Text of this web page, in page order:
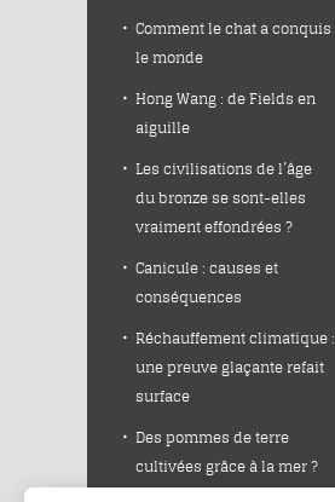
Comment le chat a conquis
le monde
Hong Wang : de Fields en
aiguille
Les civilisations de l’âge
du bronze se sont-elles
vraiment effondrées ?
Canicule : causes et
conséquences
Réchauffement climatique :
une preuve glaçante refait
surface
Des pommes de terre
cultivées grâce à la mer ?